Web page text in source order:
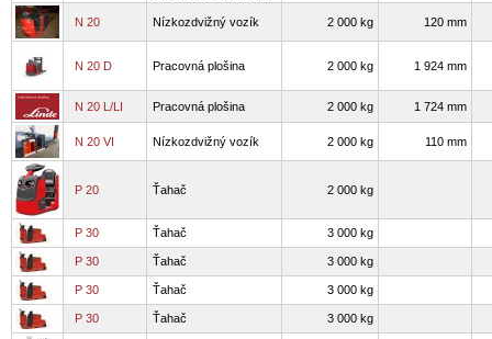
N 20 Nízkozdvižný vozík 2 000 kg 120 mm
N 20 D Pracovná plošina 2 000 kg 1 924 mm
N 20 L/LI Pracovná plošina 2 000 kg 1 724 mm
N 20 VI Nízkozdvižný vozík 2 000 kg 110 mm
P 20 Ťahač 2 000 kg
P 30 Ťahač 3 000 kg
P 30 Ťahač 3 000 kg
P 30 Ťahač 3 000 kg
P 30 Ťahač 3 000 kg